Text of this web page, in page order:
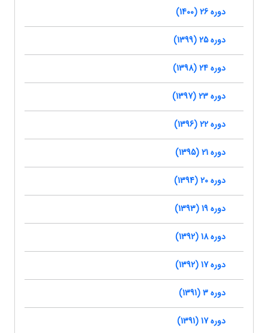
دوره 26 (1400)
دوره 25 (1399)
دوره 24 (1398)
دوره 23 (1397)
دوره 22 (1396)
دوره 21 (1395)
دوره 20 (1394)
دوره 19 (1393)
دوره 18 (1392)
دوره 17 (1392)
دوره 3 (1391)
دوره 17 (1391)